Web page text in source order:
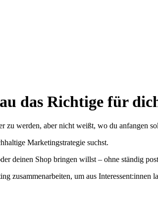
das Richtige für
zu werden, aber nicht weißt, wo du anfangen
Marketingstrategie suchst.
deinen Shop bringen willst – ohne ständig
zusammenarbeiten, um aus Interessent:innen